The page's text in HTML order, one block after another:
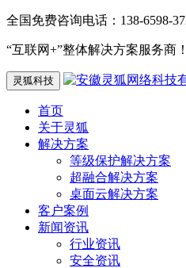
全国免费咨询电话：138-6598-
“互联网+”整体解决方案服务商！
灵狐科技
首页
关于灵狐
解决方案
等级保护解决方案
超融合解决方案
桌面云解决方案
客户案例
新闻资讯
行业资讯
安全资讯